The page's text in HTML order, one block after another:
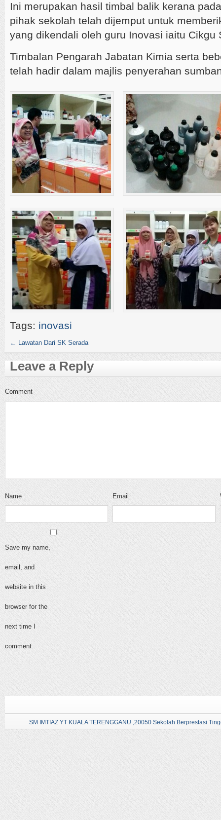
Ini merupakan hasil timbal balik kerana
pihak sekolah telah dijemput untuk
yang dikendali oleh guru Inovasi iaitu Cikgu
Timbalan Pengarah Jabatan Kimia serta
telah hadir dalam majlis penyerahan
Tags: inovasi
← Lawatan Dari SK Serada
Leave a Reply
Comment
Name Email
Save my name,
email, and
website in this
browser for the
next time I
comment.
SM IMTIAZ YT KUALA TERENGGANU ,20050 Sekolah Berprestasi